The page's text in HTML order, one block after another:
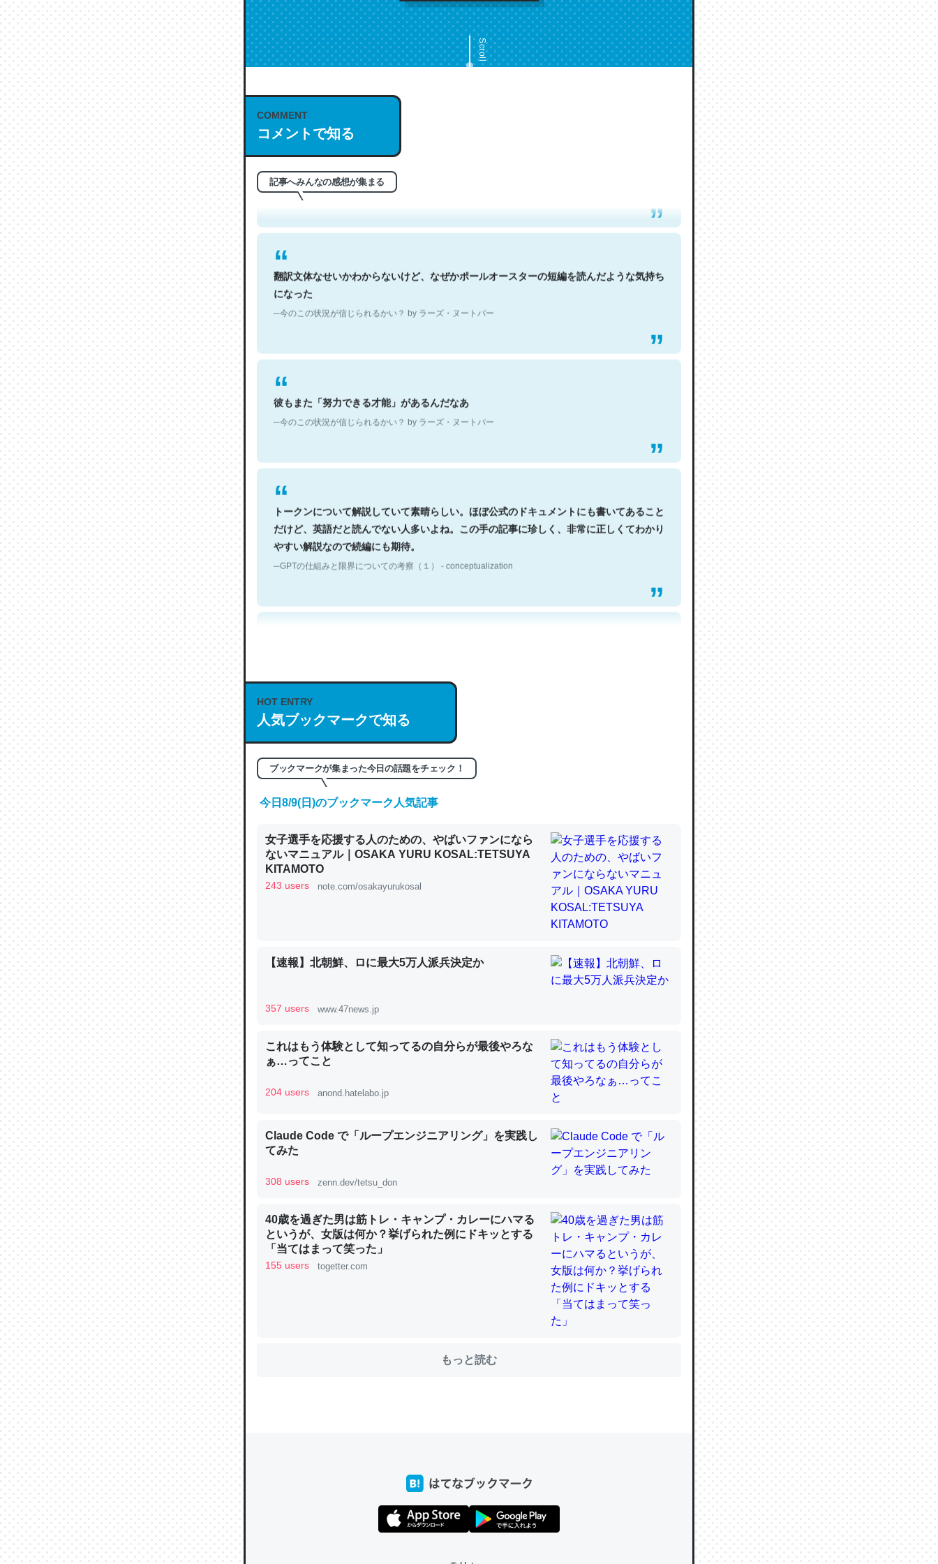
Scroll
COMMENT
コメントで知る
記事へみんなの感想が集まる
これは名文。彼はとてもクレバーなんだろうなと凄く思う。英語少しでも読める人は原文
もお勧め。自分はこの流れ好き。Let’s Fucking Go. Then Covid hit. Shit.
─今のこの状況が信じられるかい？ by ラーズ・ヌートバー
翻訳文体なせいかわからないけど、なぜかポールオースターの短編を読んだような気持ち
になった
─今のこの状況が信じられるかい？ by ラーズ・ヌートバー
彼もまた「努力できる才能」があるんだなあ
─今のこの状況が信じられるかい？ by ラーズ・ヌートバー
トークンについて解説していて素晴らしい。ほぼ公式のドキュメントにも書いてあること
だけど、英語だと読んでない人多いよね。この手の記事に珍しく、非常に正しくてわかり
やすい解説なので続編にも期待。
─GPTの仕組みと限界についての考察（１） - conceptualization
これは良記事。32768トークンだと英語小説100ページ分くらい。小説でいう「ずっと前
の伏線」は回収されないけど、短期記憶というには多い分量。進化すればするほど分かり
やすく強くなりそう
昆虫ってカルシウム少ないのか。知らんかった。調べたらコオロギのカルシウム分はエビ
論文では「淡水はカルシウムも酸素も不足してて両方に不利だから両方が拮抗してるので
は」とあって面白い。海にいる鋏角類（カブトガニ・ウミグモ）はカルシウムを使わずキ
─ニュース :: 【研究発表】昆虫学の大問題＝「昆虫はなぜ海にいないのか」に関する新仮説
これを元に考えるとカルシウムを大量に使う脊椎動物と貝類は苦労してるんだな…。腹足
─ニュース :: 【研究発表】昆虫学の大問題＝「昆虫はなぜ海にいないのか」に関する新仮説
ウチもEchoを実家に置いて４年。でたまに覗いてる。ぼちぼちRingも置こうかと画策
中。あと、Googleマップで位置情報を共有してる。電池残量や充電中かが分かるのでこ
─たまにLINEするくらいだった遠方の父67歳と僕。ITツール導入でコミュニケーションが劇的に変化し
きる。一生で親と会える残り時間を日数にすると1週間とかの人が多いそうだけど、それ
─たまにLINEするくらいだった遠方の父67歳と僕。ITツール導入でコミュニケーションが劇的に変化し
HOT ENTRY
人気ブックマークで知る
ブックマークが集まった今日の話題をチェック！
今日8/9(日)のブックマーク人気記事
女子選手を応援する人のための、やばいファンになら
ないマニュアル｜OSAKA YURU KOSAL:TETSUYA
KITAMOTO
243 users note.com/osakayurukosal
【速報】北朝鮮、ロに最大5万人派兵決定か
357 users www.47news.jp
これはもう体験として知ってるの自分らが最後やろな
ぁ…ってこと
204 users anond.hatelabo.jp
Claude Code で「ループエンジニアリング」を実践し
てみた
308 users zenn.dev/tetsu_don
40歳を過ぎた男は筋トレ・キャンプ・カレーにハマる
というが、女版は何か？挙げられた例にドキッとする
「当てはまって笑った」
155 users togetter.com
もっと読む